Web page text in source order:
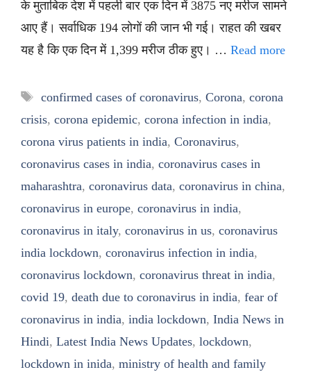
के मुताबिक देश में पहली बार एक दिन में 3875 नए मरीज सामने
आए हैं। सर्वाधिक 194 लोगों की जान भी गई। राहत की खबर
यह है कि एक दिन में 1,399 मरीज ठीक हुए। … Read more
Tags
confirmed cases of coronavirus, Corona, corona
crisis, corona epidemic, corona infection in india,
corona virus patients in india, Coronavirus,
coronavirus cases in india, coronavirus cases in
maharashtra, coronavirus data, coronavirus in china,
coronavirus in europe, coronavirus in india,
coronavirus in italy, coronavirus in us, coronavirus
india lockdown, coronavirus infection in india,
coronavirus lockdown, coronavirus threat in india,
covid 19, death due to coronavirus in india, fear of
coronavirus in india, india lockdown, India News in
Hindi, Latest India News Updates, lockdown,
lockdown in inida, ministry of health and family